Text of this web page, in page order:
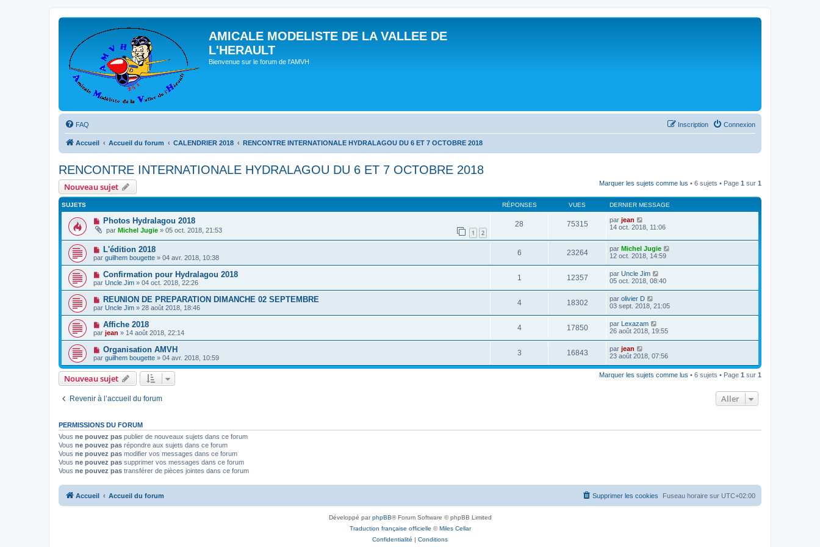
AMICALE MODELISTE DE LA VALLEE DE
L'HERAULT
Bienvenue sur le forum de l'AMVH
FAQ Connexion
Inscription
Accueil Accueil du forum CALENDRIER 2018 RENCONTRE INTERNATIONALE HYDRALAGOU DU 6 ET 7 OCTOBRE 2018
RENCONTRE INTERNATIONALE HYDRALAGOU DU 6 ET 7 OCTOBRE 2018
Nouveau sujet Marquer les sujets comme lus • 6 sujets • Page 1 sur 1
SUJETS RÉPONSES VUES DERNIER MESSAGE
Photos Hydralagou 2018
par Michel Jugie » 05 oct. 2018, 21:53 1 2
28 75315 par jean
14 oct. 2018, 11:06
L'édition 2018
par guilhem bougette » 04 avr. 2018, 10:38
6 23264 par Michel Jugie
12 oct. 2018, 14:59
Confirmation pour Hydralagou 2018
par Uncle Jim » 04 oct. 2018, 22:26
1 12357 par Uncle Jim
05 oct. 2018, 08:40
REUNION DE PREPARATION DIMANCHE 02 SEPTEMBRE
par Uncle Jim » 28 août 2018, 18:46
4 18302 par olivier D
03 sept. 2018, 21:05
Affiche 2018
par jean » 14 août 2018, 22:14
4 17850 par Lexazam
26 août 2018, 19:55
Organisation AMVH
par guilhem bougette » 04 avr. 2018, 10:59
3 16843 par jean
23 août 2018, 07:56
Nouveau sujet Marquer les sujets comme lus • 6 sujets • Page 1 sur 1
Revenir à l’accueil du forum Aller
PERMISSIONS DU FORUM
Vous ne pouvez pas publier de nouveaux sujets dans ce forum
Vous ne pouvez pas répondre aux sujets dans ce forum
Vous ne pouvez pas modifier vos messages dans ce forum
Vous ne pouvez pas supprimer vos messages dans ce forum
Vous ne pouvez pas transférer de pièces jointes dans ce forum
Accueil Accueil du forum Fuseau horaire sur UTC+02:00
Supprimer les cookies
Développé parphpBB® Forum Software © phpBB Limited
Traduction française officielle ©Miles Cellar
Confidentialité | Conditions